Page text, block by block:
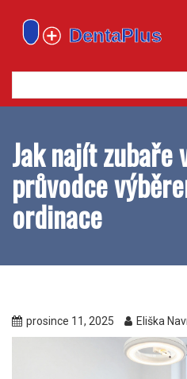
Jak najít zubaře
průvodce
ordinace
prosince 11, 2025 Eliška